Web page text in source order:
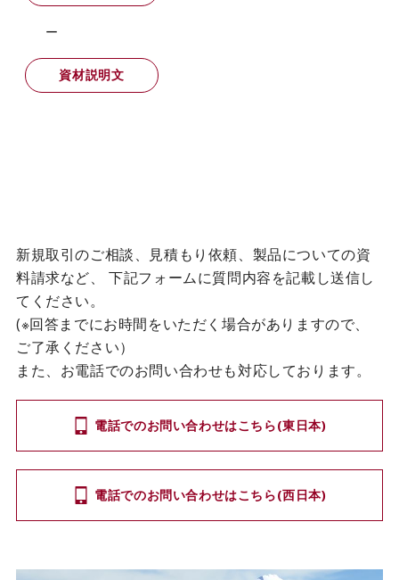
ー
資材説明文
新規取引のご相談、見積もり依頼、製品についての資
料請求など、
下記フォームに質問内容を記載し送信し
てください。
(※回答までにお時間をいただく場合がありますので、
ご了承ください）
また、お電話でのお問い合わせも対応しております。
電話でのお問い合わせはこちら(東日本)
電話でのお問い合わせはこちら(西日本)